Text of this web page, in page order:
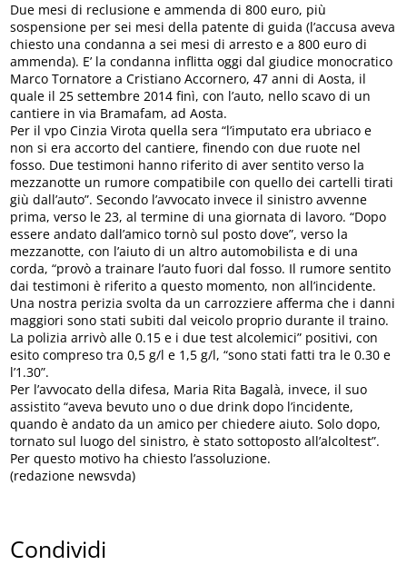
Due mesi di reclusione e ammenda di 800 euro, più
sospensione per sei mesi della patente di guida (l’accusa aveva
chiesto una condanna a sei mesi di arresto e a 800 euro di
ammenda). E’ la condanna inflitta oggi dal giudice monocratico
Marco Tornatore a Cristiano Accornero, 47 anni di Aosta, il
quale il 25 settembre 2014 finì, con l’auto, nello scavo di un
cantiere in via Bramafam, ad Aosta.
Per il vpo Cinzia Virota quella sera “l’imputato era ubriaco e
non si era accorto del cantiere, finendo con due ruote nel
fosso. Due testimoni hanno riferito di aver sentito verso la
mezzanotte un rumore compatibile con quello dei cartelli tirati
giù dall’auto”. Secondo l’avvocato invece il sinistro avvenne
prima, verso le 23, al termine di una giornata di lavoro. “Dopo
essere andato dall’amico tornò sul posto dove”, verso la
mezzanotte, con l’aiuto di un altro automobilista e di una
corda, “provò a trainare l’auto fuori dal fosso. Il rumore sentito
dai testimoni è riferito a questo momento, non all’incidente.
Una nostra perizia svolta da un carrozziere afferma che i danni
maggiori sono stati subiti dal veicolo proprio durante il traino.
La polizia arrivò alle 0.15 e i due test alcolemici” positivi, con
esito compreso tra 0,5 g/l e 1,5 g/l, “sono stati fatti tra le 0.30 e
l’1.30”.
Per l’avvocato della difesa, Maria Rita Bagalà, invece, il suo
assistito “aveva bevuto uno o due drink dopo l’incidente,
quando è andato da un amico per chiedere aiuto. Solo dopo,
tornato sul luogo del sinistro, è stato sottoposto all’alcoltest”.
Per questo motivo ha chiesto l’assoluzione.
(redazione newsvda)
Condividi